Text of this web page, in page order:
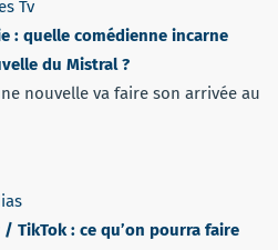
Tv
: quelle comédienne incarne
du Mistral ?
nouvelle va faire son arrivée au
TikTok : ce qu’on pourra faire